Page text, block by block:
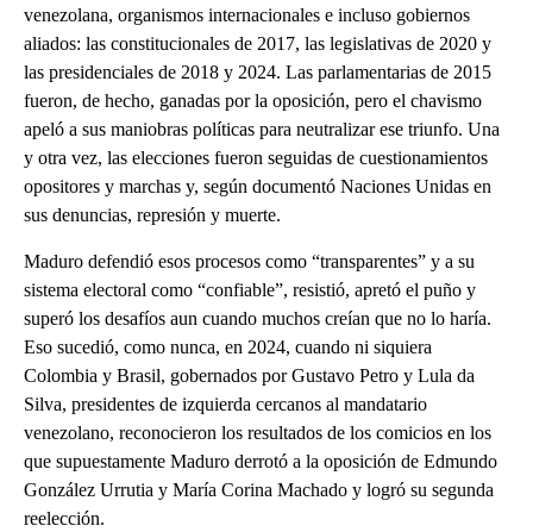
venezolana, organismos internacionales e incluso gobiernos
aliados: las constitucionales de 2017, las legislativas de 2020 y
las presidenciales de 2018 y 2024. Las parlamentarias de 2015
fueron, de hecho, ganadas por la oposición, pero el chavismo
apeló a sus maniobras políticas para neutralizar ese triunfo. Una
y otra vez, las elecciones fueron seguidas de cuestionamientos
opositores y marchas y, según documentó Naciones Unidas en
sus denuncias, represión y muerte.
Maduro defendió esos procesos como “transparentes” y a su
sistema electoral como “confiable”, resistió, apretó el puño y
superó los desafíos aun cuando muchos creían que no lo haría.
Eso sucedió, como nunca, en 2024, cuando ni siquiera
Colombia y Brasil, gobernados por Gustavo Petro y Lula da
Silva, presidentes de izquierda cercanos al mandatario
venezolano, reconocieron los resultados de los comicios en los
que supuestamente Maduro derrotó a la oposición de Edmundo
González Urrutia y María Corina Machado y logró su segunda
reelección.